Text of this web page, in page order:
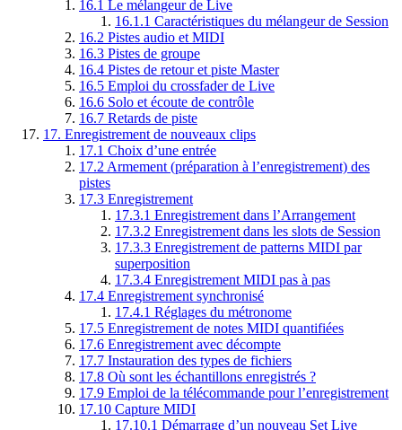
16.1 Le mélangeur de Live
16.1.1 Caractéristiques du mélangeur de Session
16.2 Pistes audio et MIDI
16.3 Pistes de groupe
16.4 Pistes de retour et piste Master
16.5 Emploi du crossfader de Live
16.6 Solo et écoute de contrôle
16.7 Retards de piste
17. Enregistrement de nouveaux clips
17.1 Choix d’une entrée
17.2 Armement (préparation à l’enregistrement) des
pistes
17.3 Enregistrement
17.3.1 Enregistrement dans l’Arrangement
17.3.2 Enregistrement dans les slots de Session
17.3.3 Enregistrement de patterns MIDI par
superposition
17.3.4 Enregistrement MIDI pas à pas
17.4 Enregistrement synchronisé
17.4.1 Réglages du métronome
17.5 Enregistrement de notes MIDI quantifiées
17.6 Enregistrement avec décompte
17.7 Instauration des types de fichiers
17.8 Où sont les échantillons enregistrés ?
17.9 Emploi de la télécommande pour l’enregistrement
17.10 Capture MIDI
17.10.1 Démarrage d’un nouveau Set Live